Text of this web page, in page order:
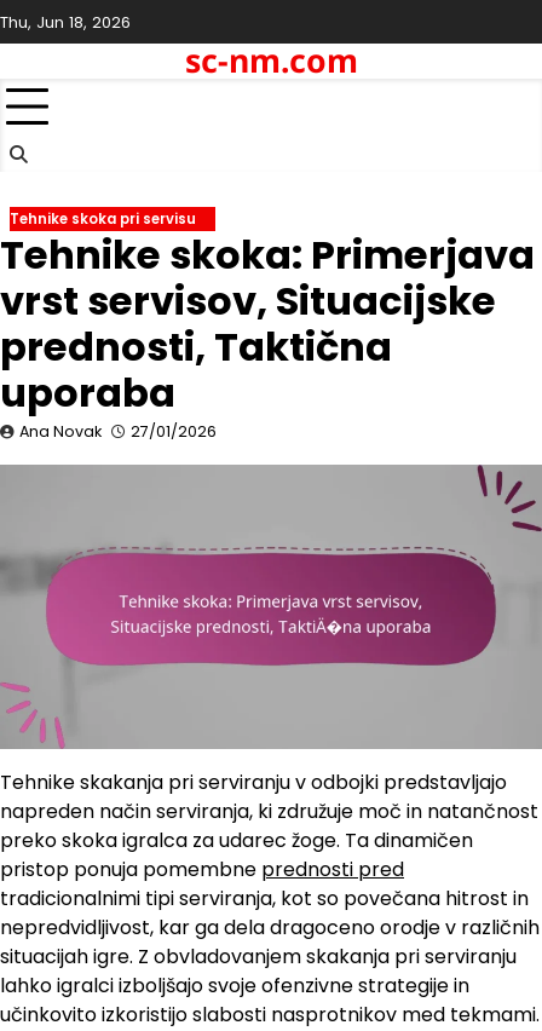
Skip
to
Thu, Jun 18, 2026
sc-nm.com
Tehnike skoka pri servisu
Tehnike skoka: Primerjava
vrst servisov, Situacijske
prednosti, Taktična
uporaba
Ana Novak 27/01/2026
Tehnike skakanja pri serviranju v odbojki predstavljajo
napreden način serviranja, ki združuje moč in natančnost
preko skoka igralca za udarec žoge. Ta dinamičen
pristop ponuja pomembne prednosti pred
tradicionalnimi tipi serviranja, kot so povečana hitrost in
nepredvidljivost, kar ga dela dragoceno orodje v različnih
situacijah igre. Z obvladovanjem skakanja pri serviranju
lahko igralci izboljšajo svoje ofenzivne strategije in
učinkovito izkoristijo slabosti nasprotnikov med tekmami.